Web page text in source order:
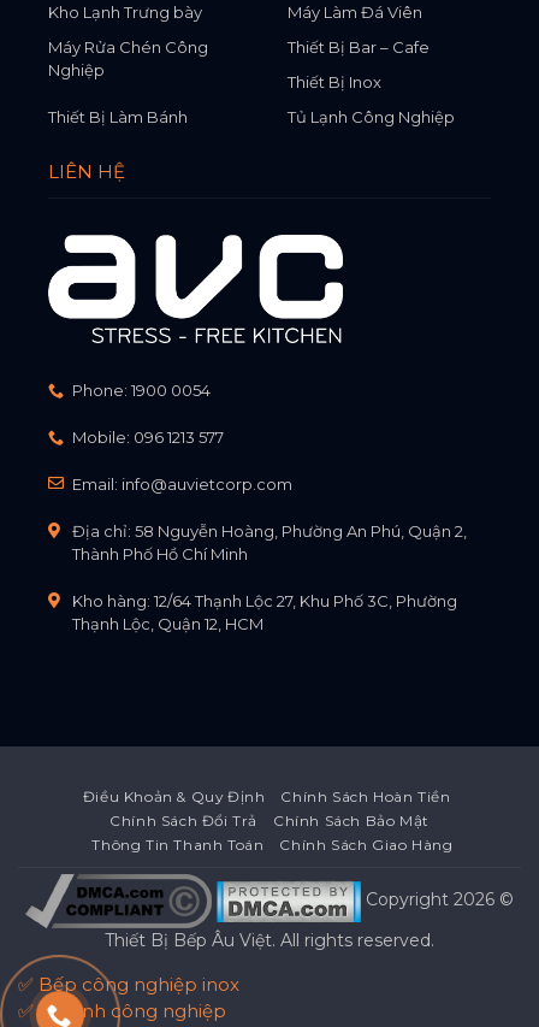
Kho Lạnh Trưng bày
Máy Làm Đá Viên
Máy Rửa Chén Công
Nghiệp
Thiết Bị Bar – Cafe
Thiết Bị Inox
Thiết Bị Làm Bánh
Tủ Lạnh Công Nghiệp
LIÊN HỆ
Phone: 1900 0054
Mobile: 096 1213 577
Email: info@auvietcorp.com
Địa chỉ: 58 Nguyễn Hoàng, Phường An Phú, Quận 2,
Thành Phố Hồ Chí Minh
Kho hàng: 12/64 Thạnh Lộc 27, Khu Phố 3C, Phường
Thạnh Lộc, Quận 12, HCM
Điều Khoản & Quy Định
Chính Sách Hoàn Tiền
Chính Sách Đổi Trả
Chính Sách Bảo Mật
Thông Tin Thanh Toán
Chính Sách Giao Hàng
Copyright 2026 ©
Thiết Bị Bếp Âu Việt. All rights reserved.
✅ Bếp công nghiệp inox
✅ Tủ lạnh công nghiệp